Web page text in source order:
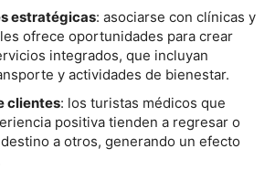
estratégicas: asociarse con clínicas y
ofrece oportunidades para crear
integrados, que incluyan
y actividades de bienestar.
clientes: los turistas médicos que
positiva tienden a regresar o
a otros, generando un efecto